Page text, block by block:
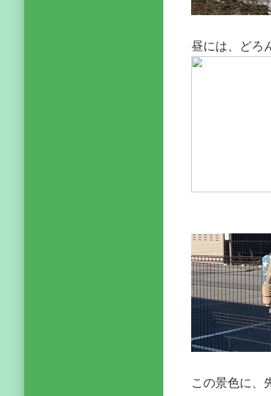
昼には、どろ
この景色に、